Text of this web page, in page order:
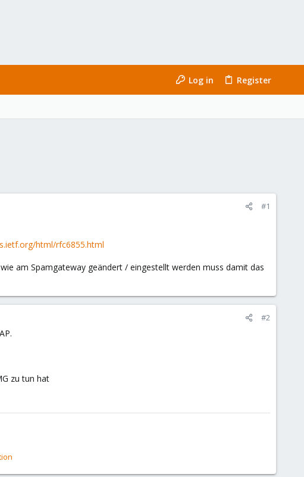
Log in Register
#1
html/rfc6855.html
am Spamgateway geändert / eingestellt werden muss damit das
#2
zu tun hat